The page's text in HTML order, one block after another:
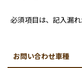
必須項目は、記入漏
お問い合わせ車種